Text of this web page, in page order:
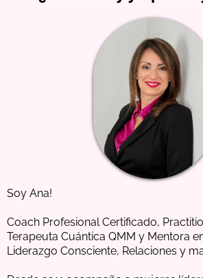
Soy Ana!
Coach Profesional Certificado,
Terapeuta Cuántica QMM y Mentora
Liderazgo Consciente, Relaciones y